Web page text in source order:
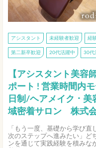
アシスタント 未経験者歓迎 経
第二新卒歓迎 20代活躍中 30代
【アシスタント美容
ポート ! 営業時間内
日制/ヘアメイク ･
域密着サロン 株式
「もう一度、基礎から学び
次のステップへ進みたい」ど
ンを通じて実践経験を積みな